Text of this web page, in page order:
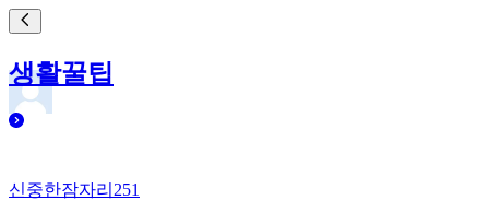
생활꿀팁
신중한잠자리251